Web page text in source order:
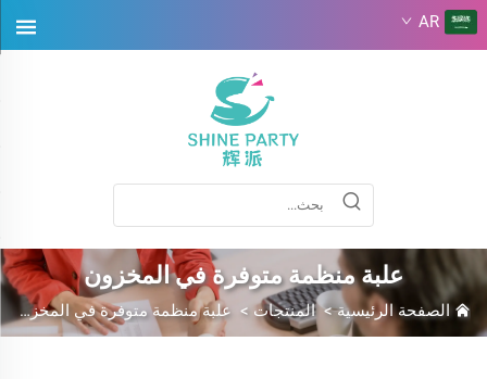
AR
علبة منظمة متوفرة في المخزون
الصفحة الرئيسية>المنتجات > علبة منظمة متوفرة في المخزون